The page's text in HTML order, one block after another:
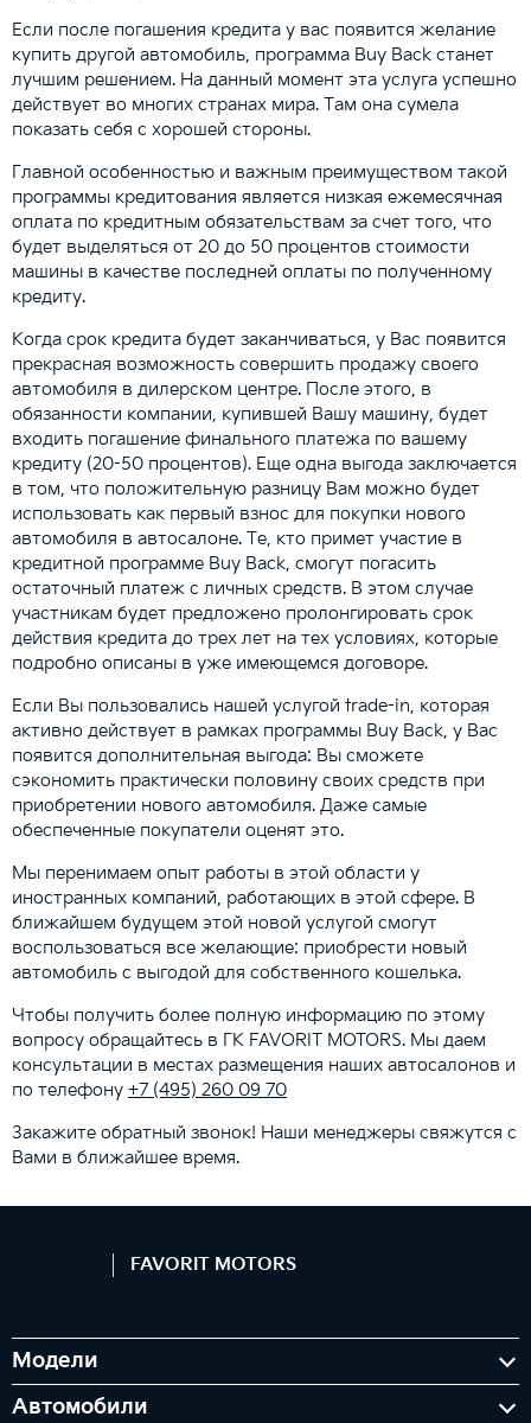
Если после погашения кредита у вас появится желание
купить другой автомобиль, программа Buy Back станет
лучшим решением. На данный момент эта услуга успешно
действует во многих странах мира. Там она сумела
показать себя с хорошей стороны.
Главной особенностью и важным преимуществом такой
программы кредитования является низкая ежемесячная
оплата по кредитным обязательствам за счет того, что
будет выделяться от 20 до 50 процентов стоимости
машины в качестве последней оплаты по полученному
кредиту.
Когда срок кредита будет заканчиваться, у Вас появится
прекрасная возможность совершить продажу своего
автомобиля в дилерском центре. После этого, в
обязанности компании, купившей Вашу машину, будет
входить погашение финального платежа по вашему
кредиту (20-50 процентов). Еще одна выгода заключается
в том, что положительную разницу Вам можно будет
использовать как первый взнос для покупки нового
автомобиля в автосалоне. Те, кто примет участие в
кредитной программе Buy Back, смогут погасить
остаточный платеж с личных средств. В этом случае
участникам будет предложено пролонгировать срок
действия кредита до трех лет на тех условиях, которые
подробно описаны в уже имеющемся договоре.
Если Вы пользовались нашей услугой trade-in, которая
активно действует в рамках программы Buy Back, у Вас
появится дополнительная выгода: Вы сможете
сэкономить практически половину своих средств при
приобретении нового автомобиля. Даже самые
обеспеченные покупатели оценят это.
Мы перенимаем опыт работы в этой области у
иностранных компаний, работающих в этой сфере. В
ближайшем будущем этой новой услугой смогут
воспользоваться все желающие: приобрести новый
автомобиль с выгодой для собственного кошелька.
Чтобы получить более полную информацию по этому
вопросу обращайтесь в ГК FAVORIT MOTORS. Мы даем
консультации в местах размещения наших автосалонов и
по телефону +7 (495) 260 09 70
Закажите обратный звонок! Наши менеджеры свяжутся с
Вами в ближайшее время.
FAVORIT MOTORS
Модели
Автомобили